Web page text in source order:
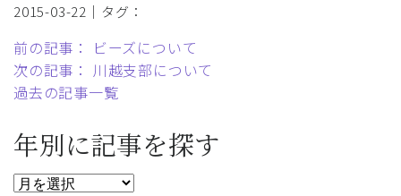
2015-03-22｜タグ：
前の記事： ビーズについて
次の記事： 川越支部について
過去の記事一覧
年別に記事を探す